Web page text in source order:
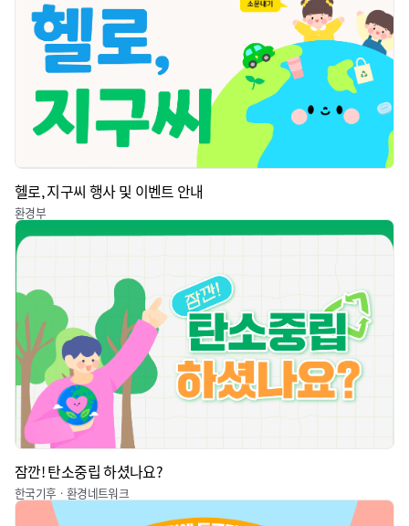
헬로, 지구씨 행사 및 이벤트 안내
환경부
잠깐! 탄소중립 하셨나요?
한국기후ㆍ환경네트워크